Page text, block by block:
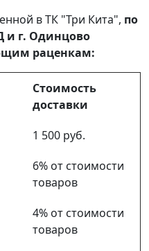
в ТК "Три Кита", по
и г. Одинцово
раценкам:
Стоимость
доставки
1 500 руб.
6% от стоимости
товаров
4% от стоимости
товаров